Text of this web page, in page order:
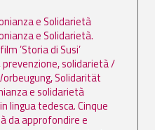
e Solidarietà
e Solidarietà.
’Storia di Susi’
prevenzione, solidarietà /
Solidarität
e solidarietà
lingua tedesca. Cinque
da approfondire e